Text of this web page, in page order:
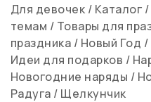
Для девочек / Каталог /
темам / Товары для
праздника / Новый Год /
Идеи для подарков /
Новогодние наряды /
Радуга / Щелкунчик